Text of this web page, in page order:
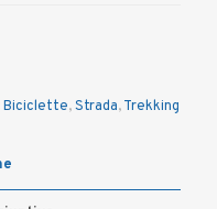
Biciclette,Strada,Trekking